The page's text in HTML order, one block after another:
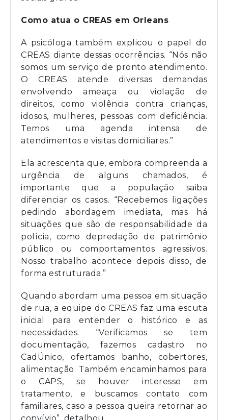
Como atua o CREAS em Orleans
A psicóloga também explicou o papel do
CREAS diante dessas ocorrências. “Nós não
somos um serviço de pronto atendimento.
O CREAS atende diversas demandas
envolvendo ameaça ou violação de
direitos, como violência contra crianças,
idosos, mulheres, pessoas com deficiência.
Temos uma agenda intensa de
atendimentos e visitas domiciliares.”
Ela acrescenta que, embora compreenda a
urgência de alguns chamados, é
importante que a população saiba
diferenciar os casos. “Recebemos ligações
pedindo abordagem imediata, mas há
situações que são de responsabilidade da
polícia, como depredação de patrimônio
público ou comportamentos agressivos.
Nosso trabalho acontece depois disso, de
forma estruturada.”
Quando abordam uma pessoa em situação
de rua, a equipe do CREAS faz uma escuta
inicial para entender o histórico e as
necessidades. “Verificamos se tem
documentação, fazemos cadastro no
CadÚnico, ofertamos banho, cobertores,
alimentação. Também encaminhamos para
o CAPS, se houver interesse em
tratamento, e buscamos contato com
familiares, caso a pessoa queira retornar ao
convívio”, detalhou.